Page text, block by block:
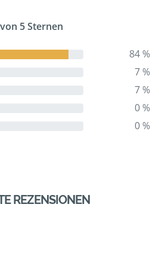
5 Sternen
84 %
7 %
7 %
0 %
0 %
REZENSIONEN